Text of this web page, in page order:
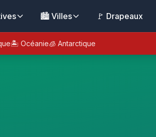
🏙️ Villes 🚩 Drapeaux
🏝️ Océanie🧊 Antarctique